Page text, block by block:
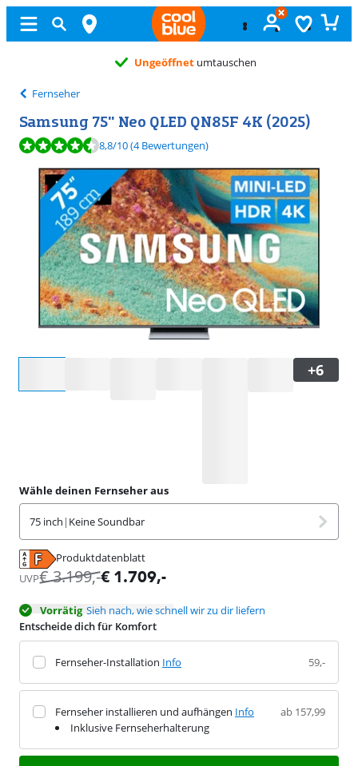
Ungeöffnetumtauschen
Fernseher
Samsung 75" Neo QLED QN85F 4K (2025)
Bewertet mit 8,8 von 10, basierend auf 4 Bewertungen.
8,8/10(4 Bewertungen)
Wähle deinen Fernseher aus
75 inch | Keine Soundbar
Produktdatenblatt
wird in neuem Tab geöffnet
UVP€3.199,-€ 1.709,-
Vorrätig Sieh nach, wie schnell wir zu dir liefern
Entscheide dich für Komfort
Fernseher-Installation Info 59,-
Fernseher installieren und aufhängen Info
Inklusive Fernseherhalterung
ab 157,99